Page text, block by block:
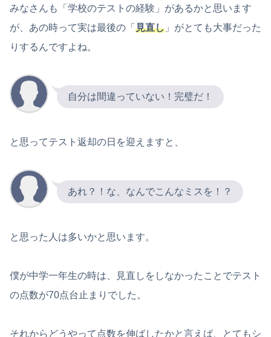
みなさんも「学校のテストの経験」があるかと思います
が、あの時って実は最後の「 見直し 」がとても大事だった
りするんですよね。
自分は間違っていない！完璧だ！
と思ってテスト返却の日を迎えますと、
あれ？！な、なんでこんなミスを！？
と思った人は多いかと思います。
僕が中学一年生の時は、見直しをしなかったことでテスト
の点数が70点台止まりでした。
それからどうやって点数を伸ばしたかと言えば、とてもシ